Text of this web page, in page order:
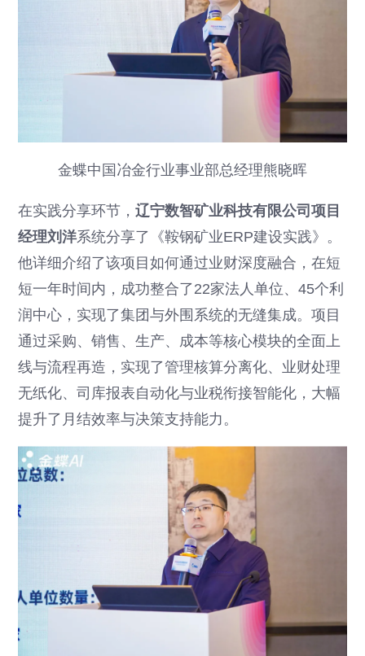
金蝶中国冶金行业事业部总经理熊晓晖
在实践分享环节，辽宁数智矿业科技有限公司项目
经理刘洋系统分享了《鞍钢矿业ERP建设实践》。
他详细介绍了该项目如何通过业财深度融合，在短
短一年时间内，成功整合了22家法人单位、45个利
润中心，实现了集团与外围系统的无缝集成。项目
通过采购、销售、生产、成本等核心模块的全面上
线与流程再造，实现了管理核算分离化、业财处理
无纸化、司库报表自动化与业税衔接智能化，大幅
提升了月结效率与决策支持能力。